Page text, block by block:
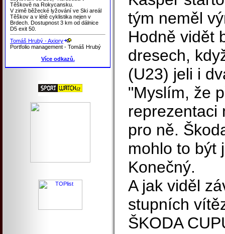
Těškově na Rokycansku.
V zimě běžecké lyžování ve Ski areál
Těškov a v létě cyklistika nejen v
Brdech. Dostupnost 3 km od dálnice
D5 exit 50.
Tomáš Hrubý - Axiory
Portfolio management - Tomáš Hrubý
Více odkazů.
tým neměl
Hodně vidět
dresech,
(U23) jeli i
"Myslím, že
reprezentaci
pro ně.
mohlo to být
Konečný.
A jak viděl
stupních
ŠKODA